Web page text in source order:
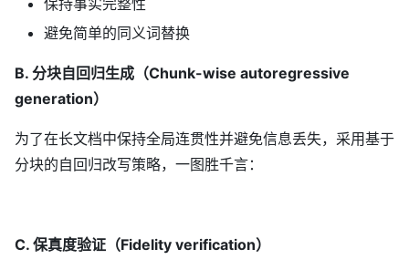
避免简单的同义词替换
B. 分块自回归生成（Chunk-wise autoregressive
generation）
为了在长文档中保持全局连贯性并避免信息丢失，采用基于
分块的自回归改写策略，一图胜千言：
C. 保真度验证（Fidelity verification）